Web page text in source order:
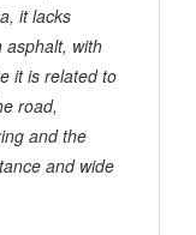
it lacks
asphalt, with
it is related to
road,
and the
and wide